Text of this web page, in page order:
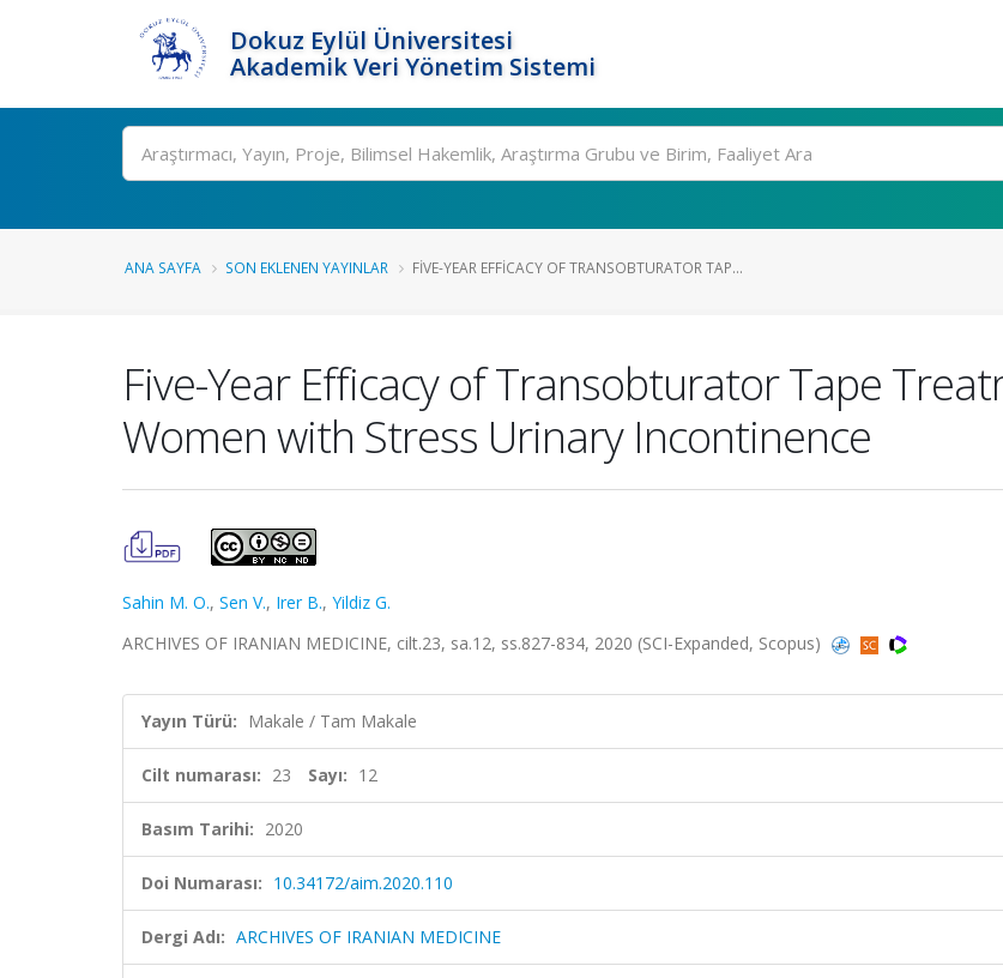
Dokuz Eylül Üniversitesi
Akademik Veri Yönetim Sistemi
Ara
ANA SAYFA SON EKLENEN YAYINLAR FIVE-YEAR EFFICACY OF TRANSOBTURATOR TAP...
Five-Year Efficacy of Transobturator Tape
Women with Stress Urinary Incontinence
Sahin M. O., Sen V., Irer B., Yildiz G.
ARCHIVES OF IRANIAN MEDICINE, cilt.23, sa.12, ss.827-834, 2020 (SCI-Expanded, Scopus)
Yayın Türü: Makale / Tam Makale
Cilt numarası: 23 Sayı: 12
Basım Tarihi: 2020
Doi Numarası: 10.34172/aim.2020.110
Dergi Adı: ARCHIVES OF IRANIAN MEDICINE